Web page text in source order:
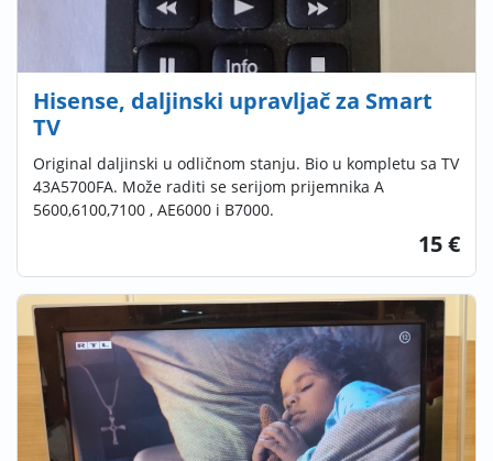
Hisense, daljinski upravljač za Smart
TV
Original daljinski u odličnom stanju. Bio u kompletu sa TV
43A5700FA. Može raditi se serijom prijemnika A
5600,6100,7100 , AE6000 i B7000.
15 €